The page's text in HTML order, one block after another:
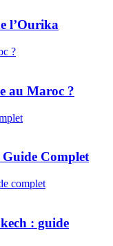
l’Ourika
?
au Maroc ?
Complet
complet
: guide